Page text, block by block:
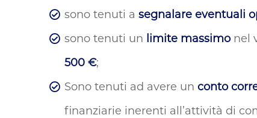
sono tenuti a segnalare eventuali
sono tenuti un limite massimonel
500 €;
Sono tenuti ad avere un conto
finanziarie inerenti all’attività di